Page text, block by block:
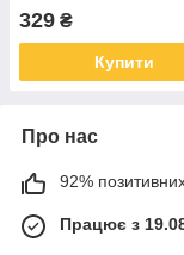
329 ₴
Купити
Про нас
92% позитивних
Працює з